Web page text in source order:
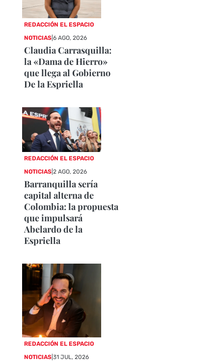
REDACCIÓN EL ESPACIO
NOTICIAS |6 AGO, 2026
Claudia Carrasquilla:
la «Dama de Hierro»
que llega al Gobierno
De la Espriella
REDACCIÓN EL ESPACIO
NOTICIAS |2 AGO, 2026
Barranquilla sería
capital alterna de
Colombia: la propuesta
que impulsará
Abelardo de la
Espriella
REDACCIÓN EL ESPACIO
NOTICIAS |31 JUL, 2026